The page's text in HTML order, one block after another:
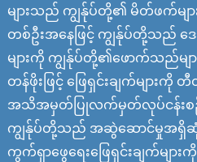
များသည် ကျွန်ုပ်တို့၏ မိတ်ဖက်မျ
တစ်ဦးအနေဖြင့် ကျွန်ုပ်တို့သည်
များကို ကျွန်ုပ်တို့၏ဖောက်သည်မျာ
တန်ဖိုးဖြင့် ဖြေရှင်းချက်များကို
အသိအမှတ်ပြုလက်မှတ်လုပ်ငန်းစ
ကျွန်ုပ်တို့သည် အဆွဲဆောင်မှုအရှိဆုံး ဈ
ကွက်ရှာဖွေရေးဖြေရှင်းချက်မျာ